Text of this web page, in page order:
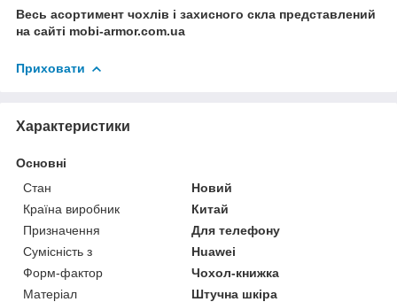
Весь асортимент чохлів і захисного скла представлений
на сайті mobi-armor.com.ua
Приховати
Характеристики
Основні
Стан
Новий
Країна виробник
Китай
Призначення
Для телефону
Сумісність з
Huawei
Форм-фактор
Чохол-книжка
Матеріал
Штучна шкіра